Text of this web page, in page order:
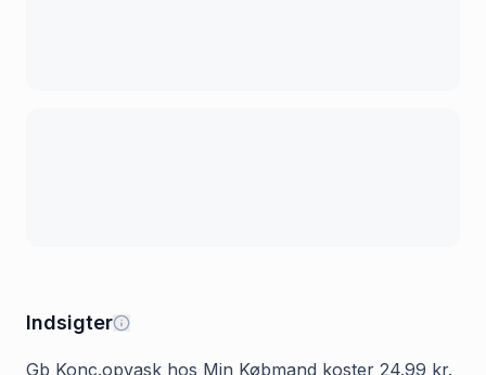
Indsigter
Gb Konc.opvask hos Min Købmand koster 24.99 kr.